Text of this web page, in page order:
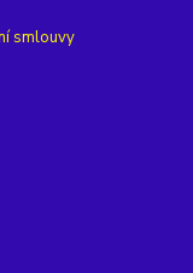
smlouvy